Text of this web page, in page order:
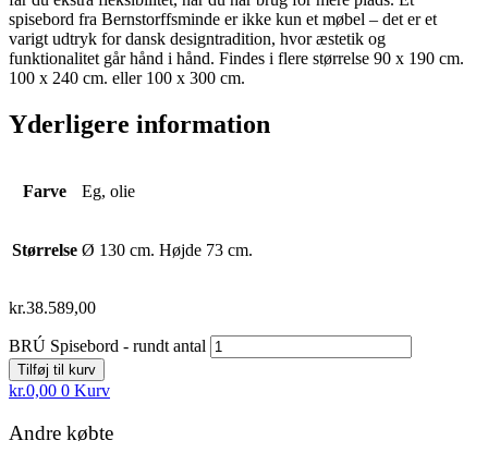
spisebord fra Bernstorffsminde er ikke kun et møbel – det er et
varigt udtryk for dansk designtradition, hvor æstetik og
funktionalitet går hånd i hånd. Findes i flere størrelse 90 x 190 cm.
100 x 240 cm. eller 100 x 300 cm.
Yderligere information
Farve Eg, olie
Størrelse Ø 130 cm. Højde 73 cm.
kr.38.589,00
BRÚ Spisebord - rundt antal
Tilføj til kurv
kr.0,00 0 Kurv
Andre købte